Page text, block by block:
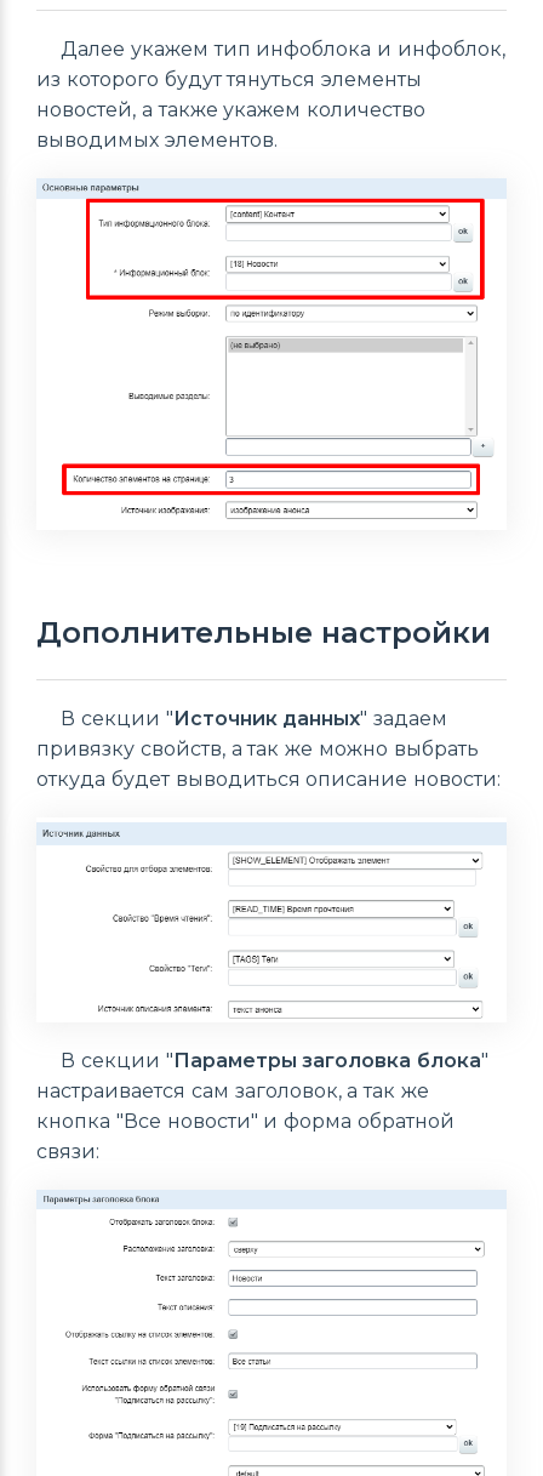
Далее укажем тип инфоблока и инфоблок,
из которого будут тянуться элементы
новостей, а также укажем количество
выводимых элементов.
Дополнительные настройки
В секции " Источник данных" задаем
привязку свойств, а так же можно выбрать
откуда будет выводиться описание новости:
В секции "Параметры заголовка блока"
настраивается сам заголовок, а так же
кнопка "Все новости" и форма обратной
связи: